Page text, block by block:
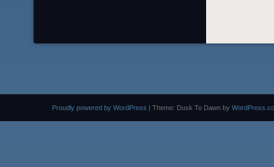
Proudly powered by WordPress | Theme: Dusk To Dawn by